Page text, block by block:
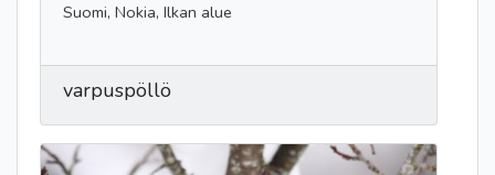
Suomi, Nokia, Ilkan alue
varpuspöllö